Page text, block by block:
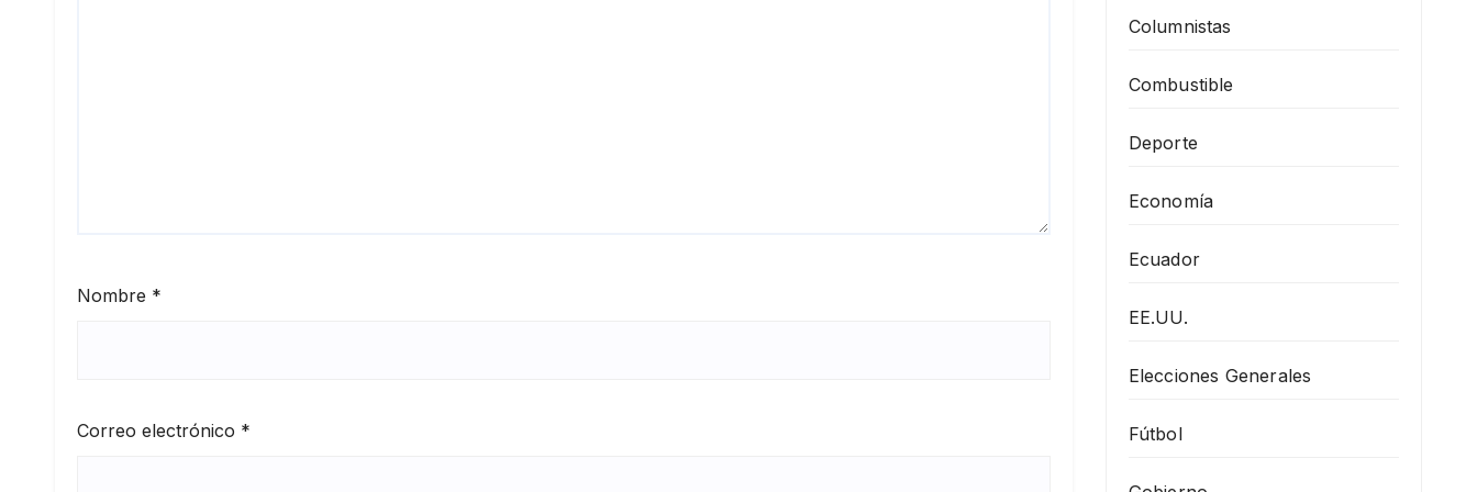
Nombre *
Correo electrónico *
Columnistas
Combustible
Deporte
Economía
Ecuador
EE.UU.
Elecciones Generales
Fútbol